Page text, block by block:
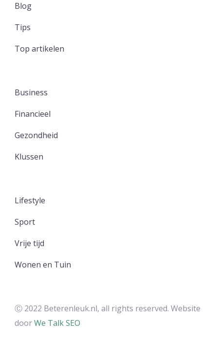
Blog
Tips
Top artikelen
Business
Financieel
Gezondheid
Klussen
Lifestyle
Sport
Vrije tijd
Wonen en Tuin
Ⓒ 2022 Beterenleuk.nl, all rights reserved. Website
doorWe Talk SEO